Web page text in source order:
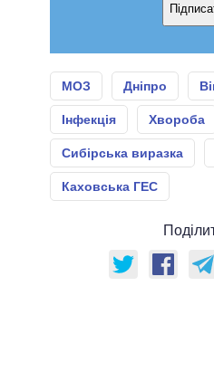
МОЗ Дніпро
Інфекція Хвороба
Сибірська виразка
Каховська ГЕС